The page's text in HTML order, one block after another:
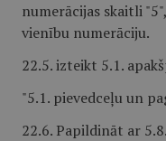
numerācijas skaitli
vienību numerāciju.
22.5. izteikt 5.1.
"5.1. pievedceļu un
22.6. Papildināt ar